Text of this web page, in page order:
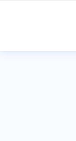
揪出健康警訊！